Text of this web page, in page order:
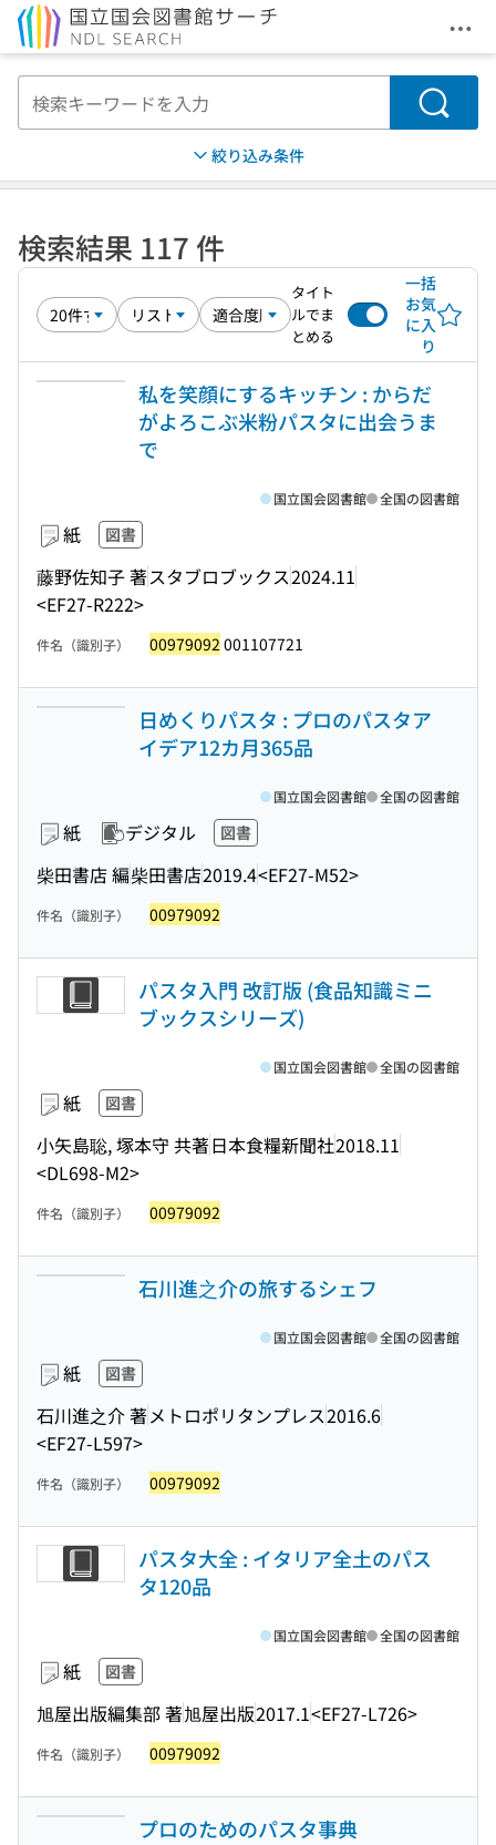
メ
検索
絞り込み条件
検索結果 117 件
タイト
ルでま
とめる
一括
お気
に入
り
私を笑顔にするキッチン : からだ
がよろこぶ米粉パスタに出会うま
で
紙 図書
藤野佐知子 著スタブロブックス2024.11
<EF27-R222>
国立国会図書館 全国の図書館
件名（識別子） 00979092 001107721
日めくりパスタ : プロのパスタア
イデア12カ月365品
紙 デジタル 図書
柴田書店 編柴田書店2019.4<EF27-M52>
国立国会図書館 全国の図書館
件名（識別子） 00979092
パスタ入門 改訂版 (食品知識ミニ
ブックスシリーズ)
紙 図書
小矢島聡, 塚本守 共著日本食糧新聞社2018.11
<DL698-M2>
国立国会図書館 全国の図書館
件名（識別子） 00979092
石川進之介の旅するシェフ
紙 図書
石川進之介 著メトロポリタンプレス2016.6
<EF27-L597>
国立国会図書館 全国の図書館
件名（識別子） 00979092
パスタ大全 : イタリア全土のパス
タ120品
紙 図書
旭屋出版編集部 著旭屋出版2017.1<EF27-L726>
国立国会図書館 全国の図書館
件名（識別子） 00979092
プロのためのパスタ事典